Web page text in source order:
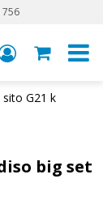
756
sito G21 k
big set